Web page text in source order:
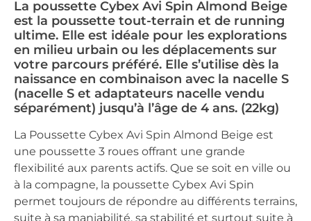
La poussette Cybex Avi Spin Almond Beige
est la poussette tout-terrain et de running
ultime. Elle est idéale pour les explorations
en milieu urbain ou les déplacements sur
votre parcours préféré. Elle s’utilise dès la
naissance en combinaison avec la nacelle S
(nacelle S et adaptateurs nacelle vendu
séparément) jusqu’à l’âge de 4 ans. (22kg)
La Poussette Cybex Avi Spin Almond Beige est
une poussette 3 roues offrant une grande
flexibilité aux parents actifs. Que se soit en ville ou
à la compagne, la poussette Cybex Avi Spin
permet toujours de répondre au différents terrains,
suite à sa maniabilité, sa stabilité et surtout suite à